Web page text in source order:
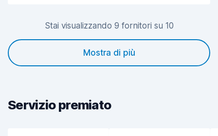
Condizioni dell'auto
Stai visualizzando 9 fornitori su 10
Mostra di più
Servizio premiato